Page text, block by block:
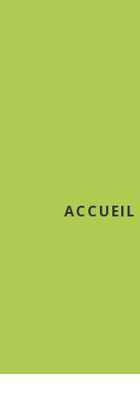
ACCUEIL